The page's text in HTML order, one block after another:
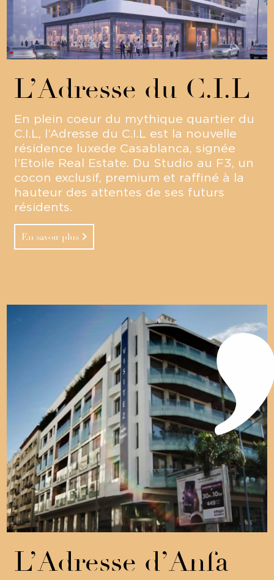
L’Adresse du C.I.L
En plein coeur du mythique quartier du
C.I.L, l’Adresse du C.I.L est la nouvelle
résidence luxede Casablanca, signée
l’Etoile Real Estate. Du Studio au F3, un
cocon exclusif, premium et raffiné à la
hauteur des attentes de ses futurs
résidents.
En savoir plus
L’Adresse d’Anfa